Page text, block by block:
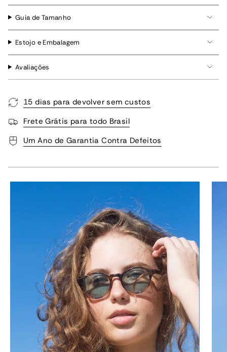
Guia de Tamanho
Estojo e Embalagem
Avaliações
15 dias para devolver sem custos
Frete Grátis para todo Brasil
Um Ano de Garantia Contra Defeitos